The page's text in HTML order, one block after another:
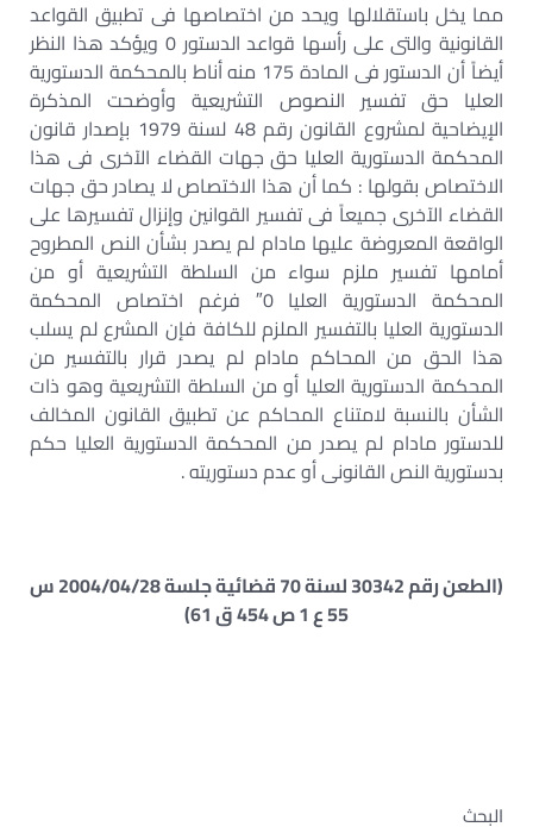
مما يخل باستقلالها ويحد من اختصاصها فى تطبيق القواعد
القانونية والتى على رأسها قواعد الدستور 0 ويؤكد هذا النظر
أيضاً أن الدستور فى المادة 175 منه أناط بالمحكمة الدستورية
العليا حق تفسير النصوص التشريعية وأوضحت المذكرة
الإيضاحية لمشروع القانون رقم 48 لسنة 1979 بإصدار قانون
المحكمة الدستورية العليا حق جهات القضاء الآخرى فى هذا
الاختصاص بقولها : كما أن هذا الاختصاص لا يصادر حق جهات
القضاء الآخرى جميعاً فى تفسير القوانين وإنزال تفسيرها على
الواقعة المعروضة عليها مادام لم يصدر بشأن النص المطروح
أمامها تفسير ملزم سواء من السلطة التشريعية أو من
المحكمة الدستورية العليا 0″ فرغم اختصاص المحكمة
الدستورية العليا بالتفسير الملزم للكافة فإن المشرع لم يسلب
هذا الحق من المحاكم مادام لم يصدر قرار بالتفسير من
المحكمة الدستورية العليا أو من السلطة التشريعية وهو ذات
الشأن بالنسبة لامتناع المحاكم عن تطبيق القانون المخالف
للدستور مادام لم يصدر من المحكمة الدستورية العليا حكم
بدستورية النص القانونى أو عدم دستوريته .
(الطعن رقم 30342 لسنة 70 قضائية جلسة 2004/04/28 س
55 ع 1 ص 454 ق 61)
البحث